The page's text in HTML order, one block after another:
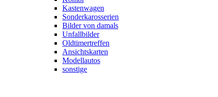
Kastenwagen
Sonderkarosserien
Bilder von damals
Unfallbilder
Oldtimertreffen
Ansichtskarten
Modellautos
sonstige